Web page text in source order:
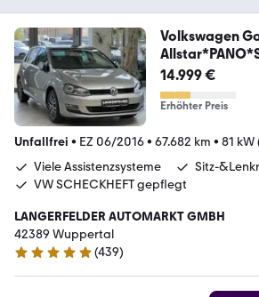
Volkswagen
W*ALWETTER*
14.999 €
Erhöhter Preis
Unfallfrei • EZ 06/2016• 67.682 km • 81 kW
Viele Assistenzsysteme
Sitz-
VW SCHECKHEFT gepflegt
LANGERFELDER AUTOMARKT GMBH
42389 Wuppertal
4.9 Sterne
(439)